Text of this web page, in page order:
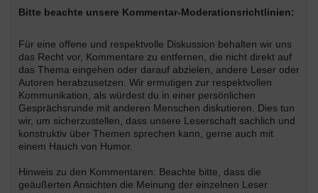
Bitte beachte unsere Kommentar-Moderationsrichtlinien:
Für eine offene und respektvolle Diskussion behalten wir uns
das Recht vor, Kommentare zu entfernen, die nicht direkt auf
das Thema eingehen oder darauf abzielen, andere Leser oder
Autoren herabzusetzen. Wir ermutigen zur respektvollen
Kommunikation, als würdest du in einer persönlichen
Gesprächsrunde mit anderen Menschen diskutieren. Dies tun
wir, um sicherzustellen, dass unsere Leserschaft sachlich und
konstruktiv über Themen sprechen kann, gerne auch mit
einem Hauch von Humor.
Hinweis zu den Kommentaren: Beachte bitte, dass die
geäußerten Ansichten die Meinung der einzelnen Leser